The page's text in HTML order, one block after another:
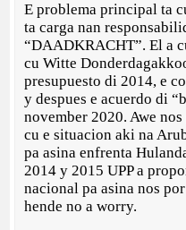
E problema principal ta
ta carga nan
“DAADKRACHT”. El a
cu Witte
presupuesto di 2014, e
y despues e acuerdo di
november 2020. Awe
cu e situacion aki na
pa asina enfrenta
2014 y 2015 UPP a
nacional pa asina nos
hende no a worry.